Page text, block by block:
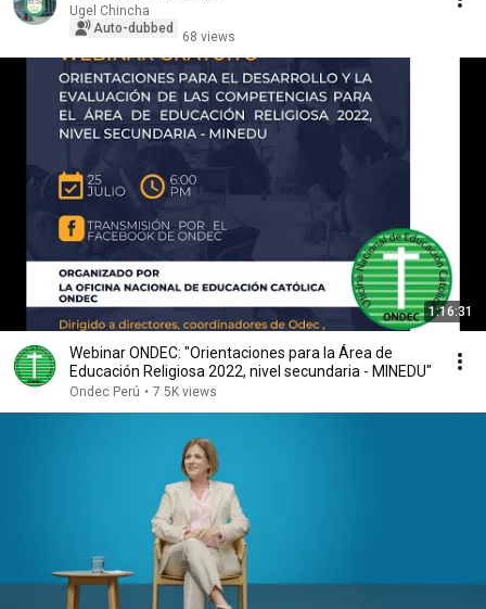
Ugel Chincha
Auto-dubbed
68 views
1:16:31
Webinar ONDEC: "Orientaciones para la Área de
Educación Religiosa 2022, nivel secundaria - MINEDU"
Ondec Perú • 7.5K views